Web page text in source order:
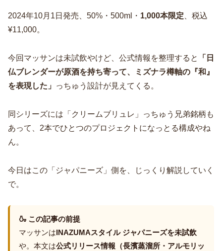
2024年10月1日発売、50%・500ml・ 1,000本限定 、税込
¥11,000。
今回マッサンは未試飲やけど、公式情報を整理すると
「日
仏ブレンダーが原酒を持ち寄って、ミズナラ樽軸の『和』
を表現した」 っちゅう設計が見えてくる。
同シリーズには「クリームブリュレ」っちゅう兄弟銘柄も
あって、2本でひとつのプロジェクトになっとる構成やね
ん。
今日はこの「ジャパニーズ」側を、じっくり解説していく
で。
🍶 この記事の前提
マッサンはINAZUMAスタイル ジャパニーズを未試飲
や。本文は公式リリース情報（長濱蒸溜所・アルモリッ